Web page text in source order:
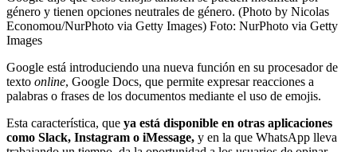
género y tienen opciones neutrales de género. (Photo by Nicolas
Economou/NurPhoto via Getty Images) Foto: NurPhoto via Getty
Images
Google está introduciendo una nueva función en su procesador de
texto online, Google Docs, que permite expresar reacciones a
palabras o frases de los documentos mediante el uso de emojis.
Esta característica, que ya está disponible en otras aplicaciones
como Slack, Instagram o iMessage, y en la que WhatsApp lleva